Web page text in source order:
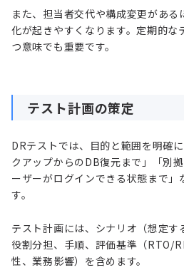
また、担当者交代や構成変更があ
化が起きやすくなります。定期的な
つ意味でも重要です。
テスト計画の策定
DRテストでは、目的と範囲を明確
クアップからのDB復元まで」「別
ーザーがログインできる状態まで」
す。
テスト計画には、シナリオ（想定す
役割分担、手順、評価基準（RTO/
性、業務影響）を含めます。